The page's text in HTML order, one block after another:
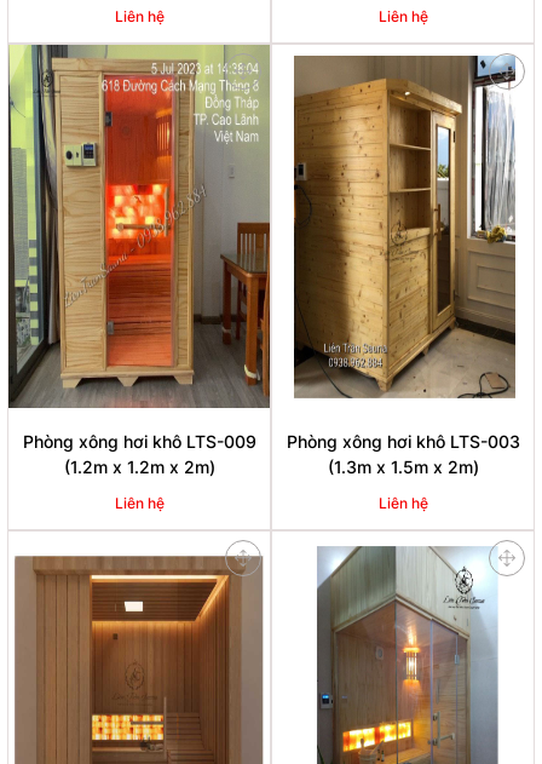
Liên hệ Liên hệ
Phòng xông hơi khô LTS-009
(1.2m x 1.2m x 2m)
Liên hệ
Phòng xông hơi khô LTS-003
(1.3m x 1.5m x 2m)
Liên hệ